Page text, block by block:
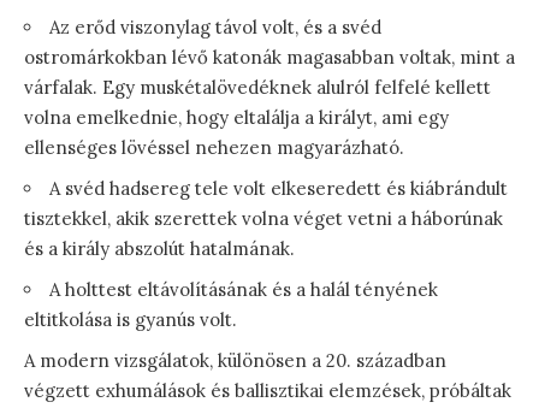
Az erőd viszonylag távol volt, és a svéd
ostromárkokban lévő katonák magasabban voltak, mint a
várfalak. Egy muskétalövedéknek alulról felfelé kellett
volna emelkednie, hogy eltalálja a királyt, ami egy
ellenséges lövéssel nehezen magyarázható.
A svéd hadsereg tele volt elkeseredett és kiábrándult
tisztekkel, akik szerettek volna véget vetni a háborúnak
és a király abszolút hatalmának.
A holttest eltávolításának és a halál tényének
eltitkolása is gyanús volt.
A modern vizsgálatok, különösen a 20. században
végzett exhumálások és ballisztikai elemzések, próbáltak